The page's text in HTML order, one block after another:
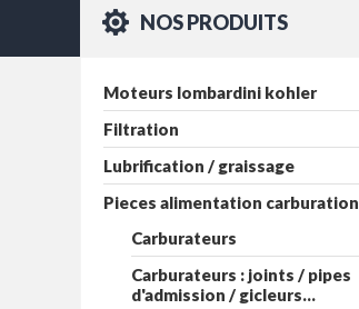
NOS PRODUITS
Moteurs lombardini kohler
Filtration
Lubrification / graissage
Pieces alimentation carburation
Carburateurs
Carburateurs : joints / pipes
d'admission / gicleurs...